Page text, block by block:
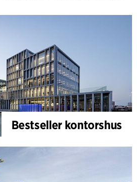
Bestseller kontorshus